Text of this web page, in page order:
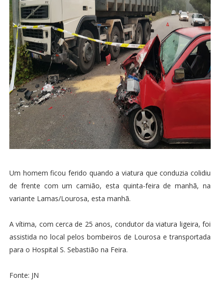
Um homem ficou ferido quando a viatura que conduzia colidiu
de frente com um camião, esta quinta-feira de manhã, na
variante Lamas/Lourosa, esta manhã.
A vítima, com cerca de 25 anos, condutor da viatura ligeira, foi
assistida no local pelos bombeiros de Lourosa e transportada
para o Hospital S. Sebastião na Feira.
Fonte: JN